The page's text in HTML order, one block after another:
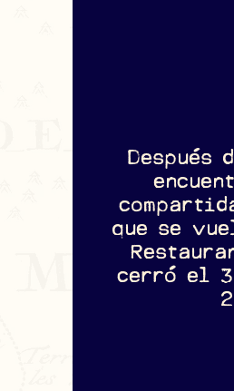
Después
que se
cerró el